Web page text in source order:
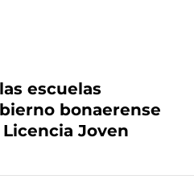
escuelas
bonaerense
Joven